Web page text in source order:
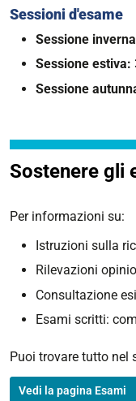
Sessioni d'esame
Sessione
Sessione estiva:
Sessione
Sostenere gli
Per informazioni su:
Istruzioni sulla
Rilevazioni
Consultazione
Esami scritti:
Puoi trovare tutto nel
Vedi la pagina Esami